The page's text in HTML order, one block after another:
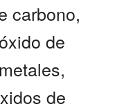
carbono,
de
de